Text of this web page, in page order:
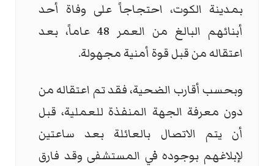
بمدينة الكوت، احتجاجاً على وفاة أحد
أبنائهم البالغ من العمر 48 عاماً، بعد
اعتقاله من قبل قوة أمنية مجهولة.
وبحسب أقارب الضحية، فقد تم اعتقاله من
دون معرفة الجهة المنفذة للعملية، قبل
أن يتم الاتصال بالعائلة بعد ساعتين
لإبلاغهم بوجوده في المستشفى وقد فارق